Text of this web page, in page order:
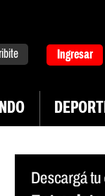
Ingresar
en jóvenes